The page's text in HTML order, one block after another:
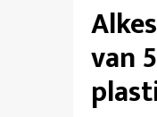
van